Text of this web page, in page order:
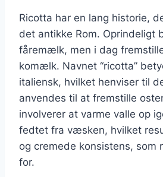
Ricotta har en lang historie,
det antikke Rom. Oprindeligt
fåremælk, men i dag
komælk. Navnet “ricotta”
italiensk, hvilket henviser til
anvendes til at fremstille
involverer at varme valle op
fedtet fra væsken, hvilket
og cremede konsistens, som
for.